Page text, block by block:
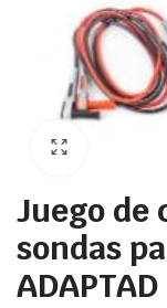
Juego de
sondas
ADAPTAD